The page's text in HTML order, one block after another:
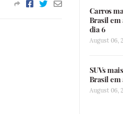
Carros
Brasil em
dia 6
August 06,
SUVs
Brasil em
August 06,